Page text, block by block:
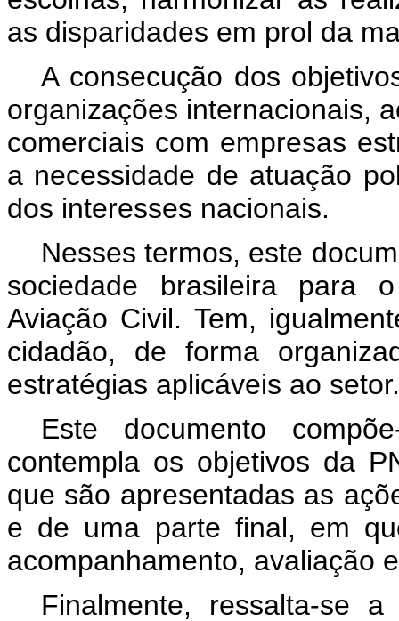
as disparidades em prol da
A consecução dos
organizações internacionais,
comerciais com empresas
a necessidade de atuação
dos interesses nacionais.
Nesses termos, este
sociedade brasileira para
Aviação Civil. Tem,
cidadão, de forma
estratégias aplicáveis ao setor.
Este documento
contempla os objetivos da
que são apresentadas as
e de uma parte final, em
acompanhamento, avaliação
Finalmente, ressalta-se